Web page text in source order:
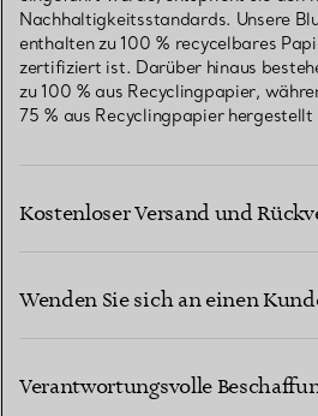
Nachhaltigkeitsstandards. Unsere
enthalten zu 100 % recycelbares
zertifiziert ist. Darüber hinaus
zu 100 % aus Recyclingpapier,
75 % aus Recyclingpapier hergestellt
Kostenloser Versand und
Wenden Sie sich an einen
Verantwortungsvolle